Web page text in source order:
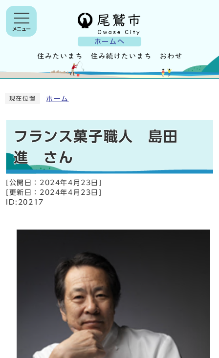
ホームへ
メニュー
現在位置 ホーム
フランス菓子職人 島田
進 さん
[公開日： 2024年4月23日
[更新日： 2024年4月23日
ID:20217